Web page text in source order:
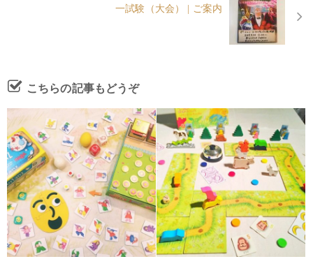
一試験（大会） | ご案内
こちらの記事もどうぞ